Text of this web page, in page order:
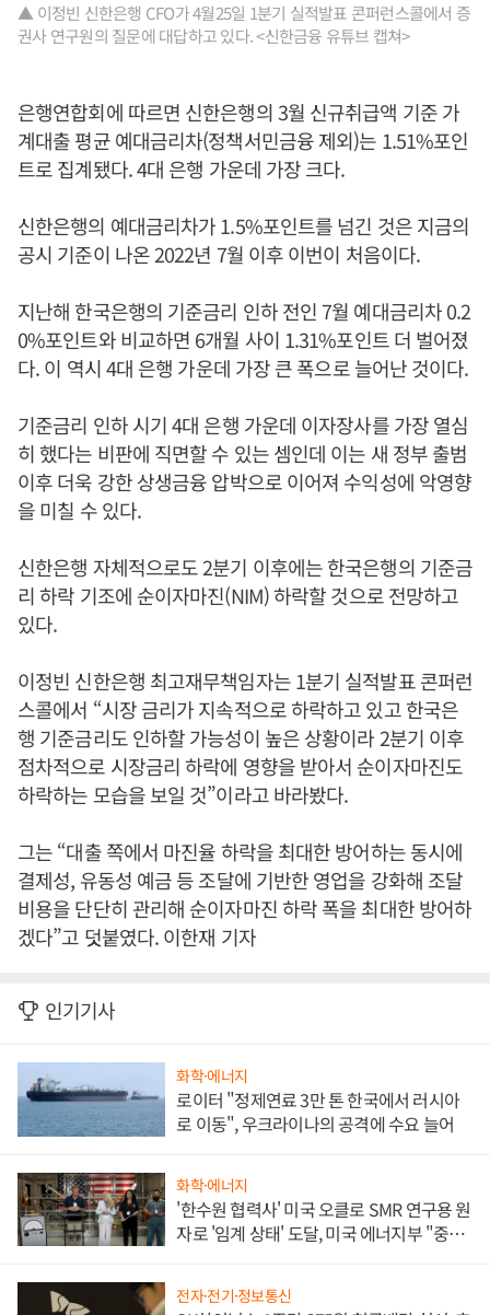
▲ 이정빈 신한은행 CFO가 4월25일 1분기 실적발표 콘퍼런스콜에서 증
권사 연구원의 질문에 대답하고 있다. <신한금융 유튜브 캡쳐>
은행연합회에 따르면 신한은행의 3월 신규취급액 기준 가
계대출 평균 예대금리차(정책서민금융 제외)는 1.51%포인
트로 집계됐다. 4대 은행 가운데 가장 크다.
신한은행의 예대금리차가 1.5%포인트를 넘긴 것은 지금의
공시 기준이 나온 2022년 7월 이후 이번이 처음이다.
지난해 한국은행의 기준금리 인하 전인 7월 예대금리차 0.2
0%포인트와 비교하면 6개월 사이 1.31%포인트 더 벌어졌
다. 이 역시 4대 은행 가운데 가장 큰 폭으로 늘어난 것이다.
기준금리 인하 시기 4대 은행 가운데 이자장사를 가장 열심
히 했다는 비판에 직면할 수 있는 셈인데 이는 새 정부 출범
이후 더욱 강한 상생금융 압박으로 이어져 수익성에 악영향
을 미칠 수 있다.
신한은행 자체적으로도 2분기 이후에는 한국은행의 기준금
리 하락 기조에 순이자마진(NIM) 하락할 것으로 전망하고
있다.
이정빈 신한은행 최고재무책임자는 1분기 실적발표 콘퍼런
스콜에서 “시장 금리가 지속적으로 하락하고 있고 한국은
행 기준금리도 인하할 가능성이 높은 상황이라 2분기 이후
점차적으로 시장금리 하락에 영향을 받아서 순이자마진도
하락하는 모습을 보일 것”이라고 바라봤다.
그는 “대출 쪽에서 마진율 하락을 최대한 방어하는 동시에
결제성, 유동성 예금 등 조달에 기반한 영업을 강화해 조달
비용을 단단히 관리해 순이자마진 하락 폭을 최대한 방어하
겠다”고 덧붙였다. 이한재 기자
인기기사
화학·에너지
로이터 "정제연료 3만 톤 한국에서 러시아
로 이동", 우크라이나의 공격에 수요 늘어
화학·에너지
'한수원 협력사' 미국 오클로 SMR 연구용 원
자로 '임계 상태' 도달, 미국 에너지부 "중요
전자·전기·정보통신